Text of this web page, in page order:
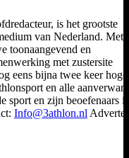
is het grootste
van Nederland. Met
toonaangevend en
met zustersite
eens bijna twee keer
en alle
sport en zijn beoefenaars
Info@3athlon.nl